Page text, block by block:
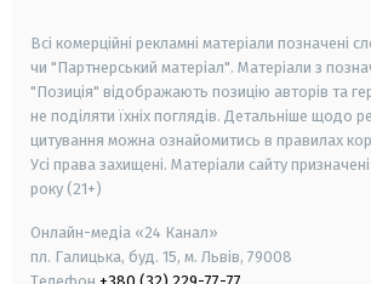
Всі комерційні рекламні матеріали позначені
чи "Партнерський матеріал". Матеріали з
"Позиція" відображають позицію авторів та
не поділяти їхніх поглядів. Детальніше щодо
цитування можна ознайомитись в правилах
Усі права захищені. Матеріали сайту
року (21+)
Онлайн-медіа «24 Канал»
пл. Галицька, буд. 15, м. Львів, 79008